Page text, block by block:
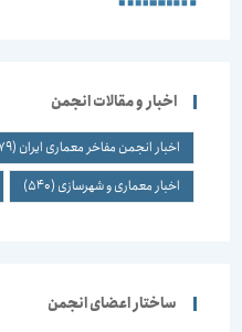
اخبار و مقالات انجمن
اخبار انجمن مفاخر معماری ایران(579)
اخبار معماری و شهرسازی(540)
ساختار اعضای انجمن